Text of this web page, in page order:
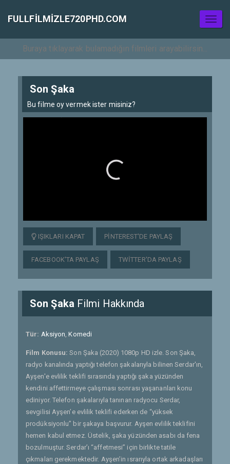
FULLFILMIZLE720PHD.COM
Son Şaka
Bu filme oy vermek ister misiniz?
IŞIKLARI KAPAT PINTEREST'DE PAYLAŞ
FACEBOOK'TA PAYLAŞ TWITTER'DA PAYLAŞ
Son Şaka Filmi Hakkında
Tür: Aksiyon,Komedi
Film Konusu:Son Şaka (2020) 1080p HD izle. Son Şaka,
radyo kanalında yaptığı telefon şakalarıyla bilinen Serdar'ın,
Ayşen'e evlilik teklifi sırasında yaptığı şaka yüzünden
kendini affettirmeye çalışması sonrası yaşananları konu
ediniyor. Telefon şakalarıyla tanınan radyocu Serdar,
sevgilisi Ayşen’e evlilik teklifi ederken de “yüksek
prodüksiyonlu” bir şakaya başvurur. Ayşen evlilik teklifini
hemen kabul etmez. Üstelik, şaka yüzünden asabı da fena
bozulmuştur. Serdar’ı “affetmesi” için birlikte tatile
çıkmaları gerekmektedir. Ayşen’in ısrarıyla ortak arkadaşları